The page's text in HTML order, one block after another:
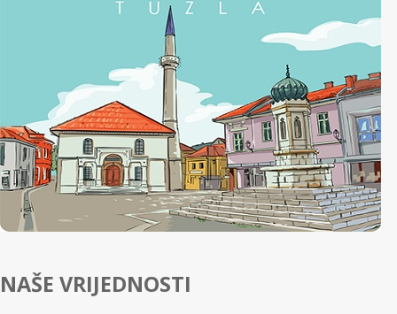
NAŠE VRIJEDNOSTI